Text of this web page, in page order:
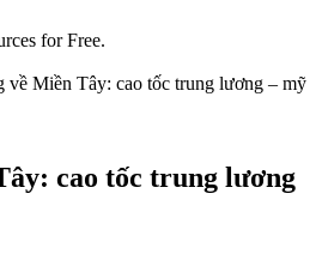
for Free.
về Miền Tây: cao tốc trung lương – mỹ
cao tốc trung lương